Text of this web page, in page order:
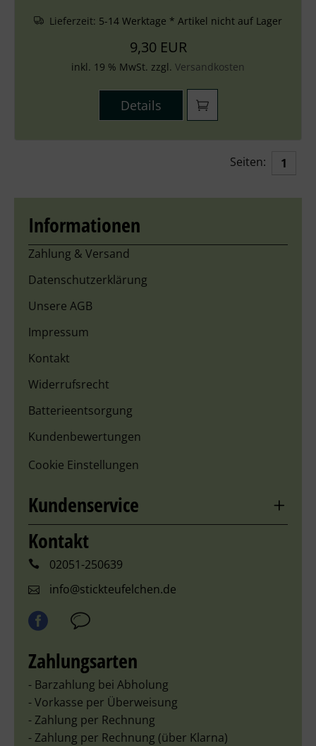
Lieferzeit: 5-14 Werktage * Artikel nicht auf Lager
9,30 EUR
inkl. 19 % MwSt. zzgl. Versandkosten
Details
Seiten: 1
Informationen
Zahlung & Versand
Datenschutzerklärung
Unsere AGB
Impressum
Kontakt
Widerrufsrecht
Batterieentsorgung
Kundenbewertungen
Cookie Einstellungen
Kundenservice
Kontakt
02051-250639
info@stickteufelchen.de
Zahlungsarten
- Barzahlung bei Abholung
- Vorkasse per Überweisung
- Zahlung per Rechnung
- Zahlung per Rechnung (über Klarna)